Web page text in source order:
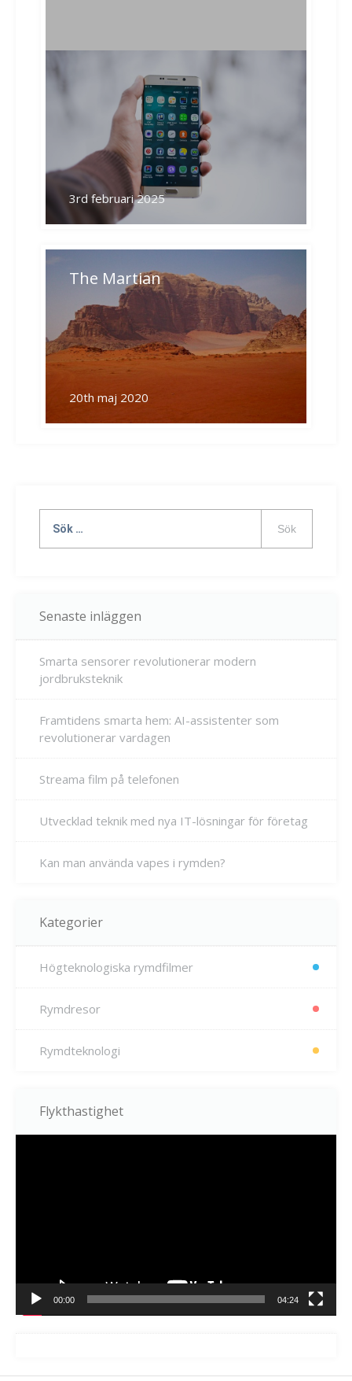
3rd februari 2025
The Martian
20th maj 2020
efter:
Senaste inläggen
Smarta sensorer revolutionerar modern
jordbruksteknik
Framtidens smarta hem: AI-assistenter som
revolutionerar vardagen
Streama film på telefonen
Utvecklad teknik med nya IT-lösningar för företag
Kan man använda vapes i rymden?
Kategorier
Högteknologiska rymdfilmer
Rymdresor
Rymdteknologi
Flykthastighet
00:00 04:24